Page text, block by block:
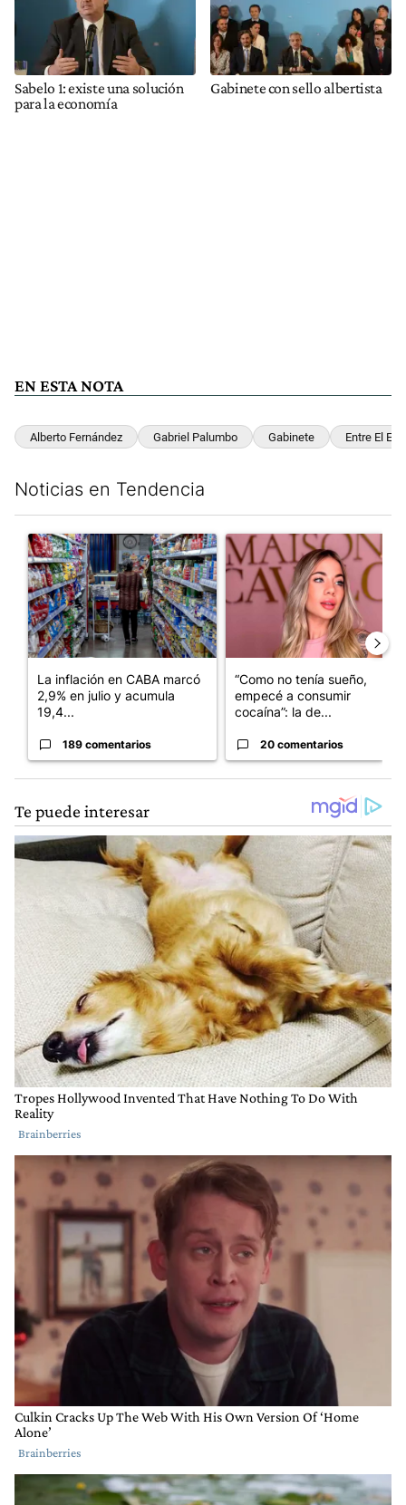
Sabelo 1: existe una solución
para la economía
Gabinete con sello albertista
EN ESTA NOTA
Alberto Fernández Gabriel Palumbo Gabinete Entre El
Noticias en Tendencia
Un artículo de tendencia con el título "La inflación en CABA
La inflación en CABA marcó
2,9% en julio y acumula
19,4...
189 comentarios
Un artículo de tendencia con
“Como no tenía sueño,
empecé a consumir
cocaína”: la de...
20 comentarios